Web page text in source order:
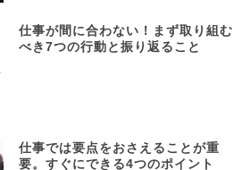
仕事が間に合わない！まず取り組む
べき7つの行動と振り返ること
仕事では要点をおさえることが重
要。すぐにできる4つのポイント